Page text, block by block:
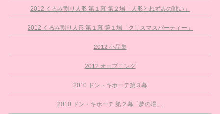
2012 くるみ割り人形 第１幕 第２場「人形とねずみの戦い」
2012 くるみ割り人形 第１幕 第１場「クリスマスパーティー」
2012 小品集
2012 オープニング
2010 ドン・キホーテ第３幕
2010 ドン・キホーテ 第２幕「夢の場」